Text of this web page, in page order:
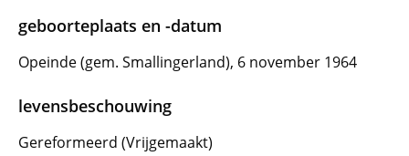
geboorteplaats en -datum
Opeinde (gem. Smallingerland), 6 november 1964
levensbeschouwing
Gereformeerd (Vrijgemaakt)